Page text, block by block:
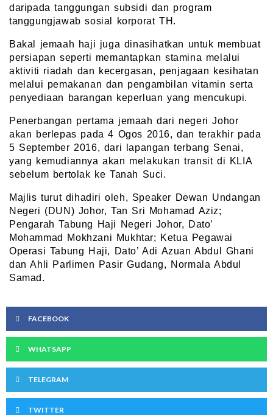
daripada tanggungan subsidi dan program
tanggungjawab sosial korporat TH.
Bakal jemaah haji juga dinasihatkan untuk membuat
persiapan seperti memantapkan stamina melalui
aktiviti riadah dan kecergasan, penjagaan kesihatan
melalui pemakanan dan pengambilan vitamin serta
penyediaan barangan keperluan yang mencukupi.
Penerbangan pertama jemaah dari negeri Johor
akan berlepas pada 4 Ogos 2016, dan terakhir pada
5 September 2016, dari lapangan terbang Senai,
yang kemudiannya akan melakukan transit di KLIA
sebelum bertolak ke Tanah Suci.
Majlis turut dihadiri oleh, Speaker Dewan Undangan
Negeri (DUN) Johor, Tan Sri Mohamad Aziz;
Pengarah Tabung Haji Negeri Johor, Dato’
Mohammad Mokhzani Mukhtar; Ketua Pegawai
Operasi Tabung Haji, Dato’ Adi Azuan Abdul Ghani
dan Ahli Parlimen Pasir Gudang, Normala Abdul
Samad.
FACEBOOK
WHATSAPP
TELEGRAM
TWITTER